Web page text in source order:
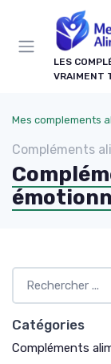
LES
VRAIMENT
Mes complements
Compléments
Catégories
Compléments
Panneau de